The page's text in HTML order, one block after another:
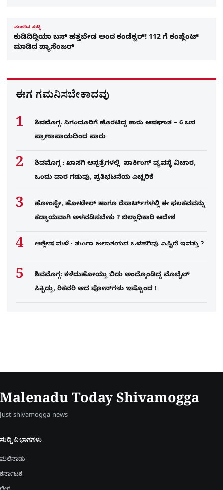
ಮುಂದಿನ ಸುದ್ದಿ
ಕುಡಿದಿದ್ದಿಯಾ ಬಸ್ ಹತ್ತಬೇಡ ಅಂದ ಕಂಡೆಕ್ಟರ್​! 112 ಗೆ ಕಂಪ್ಲೆಂಟ್
ಮಾಡಿದ ಪ್ಯಾಸೆಂಜರ್
ಈಗ ಗಮನಿಸಬೇಕಾದವು
ಶಿವಮೊಗ್ಗ: ಸಿಗಂದೂರಿಗೆ ಹೊರಟಿದ್ದ ಕಾರು ಅಪಘಾತ – 6 ಜನ
ಪ್ರಾಣಾಪಾಯದಿಂದ ಪಾರು
ಶಿವಮೊಗ್ಗ : ಖಾಸಗಿ ಆಸ್ಪತ್ರೆಗಳಲ್ಲಿ ಪಾರ್ಕಿಂಗ್​ ವ್ಯವಸ್ಥೆ ವಿಚಾರ,
ಒಂದು ವಾರ ಗಡುವು, ಪ್ರತಿಭಟನೆಯ ಎಚ್ಚರಿಕೆ
ಹೋಂಸ್ಟೇ, ಹೋಟೇಲ್ ಹಾಗೂ ರೆಸಾರ್ಟ್‌ಗಳಲ್ಲಿ ಈ ಫಲಕವವನ್ನು
ಕಡ್ಡಾಯವಾಗಿ ಅಳವಡಿಸಬೇಕು ? ಜಿಲ್ಲಾಧಿಕಾರಿ ಆದೇಶ
ಆಶ್ಲೇಷ ಮಳೆ : ತುಂಗಾ ಜಲಾಶಯದ ಒಳಹರಿವು ಎಷ್ಟಿದೆ ಇವತ್ತು ?
ಶಿವಮೊಗ್ಗ: ಕಳೆದುಹೋಯ್ತು ಬಿಡು ಅಂದ್ಕೊಂಡಿದ್ದ ಮೊಬೈಲ್​
ಸಿಕ್ಬಿಡ್ತು, ರಿಕವರಿ ಆದ ಫೋನ್​ಗಳು​ ಇಷ್ಟೊಂದ !
Malenadu Today Shivamogga
Just shivamogga news
ಸುದ್ದಿ ವಿಭಾಗಗಳು
ಮಲೆನಾಡು
ಕರ್ನಾಟಕ